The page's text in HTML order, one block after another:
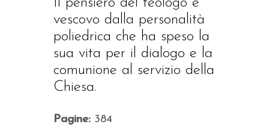
vescovo dalla personalità
poliedrica che ha speso la
sua vita per il dialogo e la
comunione al servizio della
Chiesa.
Pagine: 384